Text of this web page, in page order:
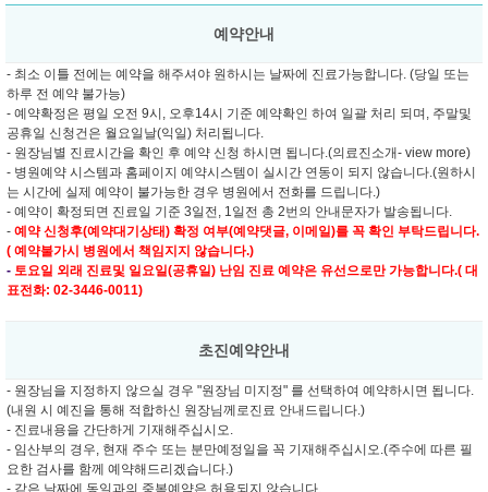
예약안내
- 최소 이틀 전에는 예약을 해주셔야 원하시는 날짜에 진료가능합니다. (당일 또는
하루 전 예약 불가능)
- 예약확정은 평일 오전 9시, 오후14시 기준 예약확인 하여 일괄 처리 되며, 주말및
공휴일 신청건은 월요일날(익일) 처리됩니다.
- 원장님별 진료시간을 확인 후 예약 신청 하시면 됩니다.(의료진소개- view more)
- 병원예약 시스템과 홈페이지 예약시스템이 실시간 연동이 되지 않습니다.(원하시
는 시간에 실제 예약이 불가능한 경우 병원에서 전화를 드립니다.)
- 예약이 확정되면 진료일 기준 3일전, 1일전 총 2번의 안내문자가 발송됩니다.
- 예약 신청후(예약대기상태) 확정 여부(예약댓글, 이메일)를 꼭 확인 부탁드립니다.
( 예약불가시 병원에서 책임지지 않습니다.)
- 토요일 외래 진료및 일요일(공휴일) 난임 진료 예약은 유선으로만 가능합니다.( 대
표전화: 02-3446-0011)
초진예약안내
- 원장님을 지정하지 않으실 경우 "원장님 미지정" 를 선택하여 예약하시면 됩니다.
(내원 시 예진을 통해 적합하신 원장님께로진료 안내드립니다.)
- 진료내용을 간단하게 기재해주십시오.
- 임산부의 경우, 현재 주수 또는 분만예정일을 꼭 기재해주십시오.(주수에 따른 필
요한 검사를 함께 예약해드리겠습니다.)
- 같은 날짜에 동일과의 중복예약은 허용되지 않습니다.